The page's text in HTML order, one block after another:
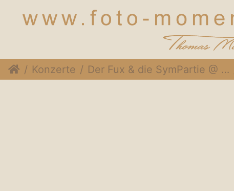
Konzerte Der Fux & die SymPartie @ Soulveranda, 21. Juni 2015